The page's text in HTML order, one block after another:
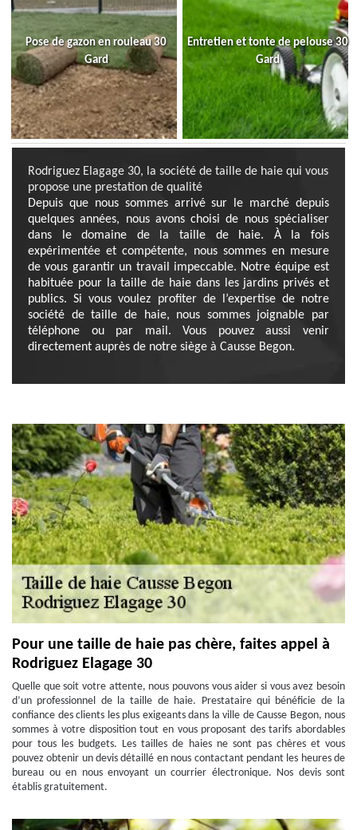
Pose de gazon en rouleau 30
Gard
Entretien et tonte de pelouse 30
Gard
Rodriguez Elagage 30, la société de taille de haie qui vous
propose une prestation de qualité
Depuis que nous sommes arrivé sur le marché depuis
quelques années, nous avons choisi de nous spécialiser
dans le domaine de la taille de haie. À la fois
expérimentée et compétente, nous sommes en mesure
de vous garantir un travail impeccable. Notre équipe est
habituée pour la taille de haie dans les jardins privés et
publics. Si vous voulez profiter de l’expertise de notre
société de taille de haie, nous sommes joignable par
téléphone ou par mail. Vous pouvez aussi venir
directement auprès de notre siège à Causse Begon.
Pour une taille de haie pas chère, faites appel à
Rodriguez Elagage 30
Quelle que soit votre attente, nous pouvons vous aider si vous avez besoin
d’un professionnel de la taille de haie. Prestataire qui bénéficie de la
confiance des clients les plus exigeants dans la ville de Causse Begon, nous
sommes à votre disposition tout en vous proposant des tarifs abordables
pour tous les budgets. Les tailles de haies ne sont pas chères et vous
pouvez obtenir un devis détaillé en nous contactant pendant les heures de
bureau ou en nous envoyant un courrier électronique. Nos devis sont
établis gratuitement.